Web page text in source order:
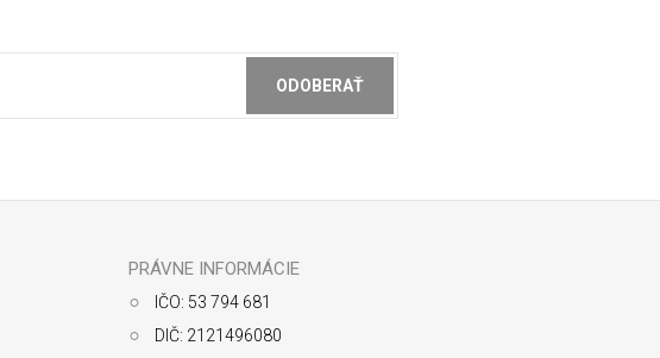
ODOBERAŤ
PRÁVNE INFORMÁCIE
IČO: 53 794 681
DIČ: 2121496080